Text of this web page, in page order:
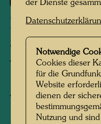
LE SOLEIL
SIMPLE
The Sun Isn't So
Aquarell
der Dienste
Notwendige
Cookies dieser
für die
Website
dienen der
Nutzung und